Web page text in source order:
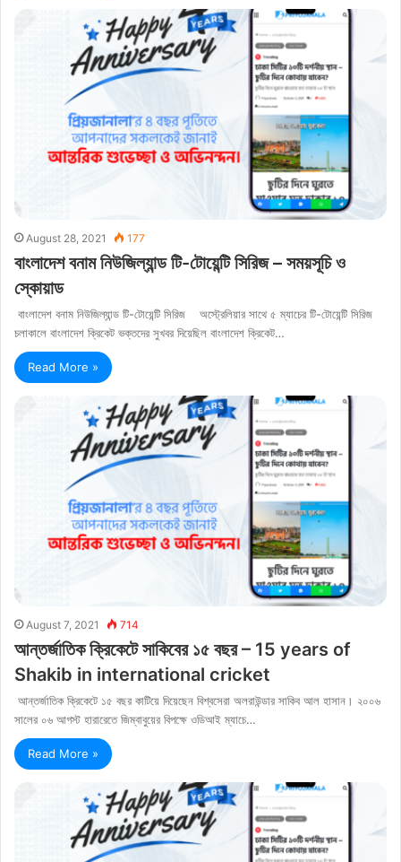
August 28, 2021 177
বাংলাদেশ বনাম নিউজিল্যান্ড টি-টোয়েন্টি সিরিজ – সময়সূচি ও
স্কোয়াড
বাংলাদেশ বনাম নিউজিল্যান্ড টি-টোয়েন্টি সিরিজ অস্ট্রেলিয়ার সাথে ৫ ম্যাচের টি-টোয়েন্টি সিরিজ
চলাকালে বাংলাদেশ ক্রিকেট ভক্তদের সুখবর দিয়েছিল বাংলাদেশ ক্রিকেট…
Read More »
August 7, 2021 714
আন্তর্জাতিক ক্রিকেটে সাকিবের ১৫ বছর – 15 years of
Shakib in international cricket
আন্তর্জাতিক ক্রিকেটে ১৫ বছর কাটিয়ে দিয়েছেন বিশ্বসেরা অলরাউন্ডার সাকিব আল হাসান। ২০০৬
সালের ০৬ আগস্ট হারারেতে জিম্বাবুয়ের বিপক্ষে ওডিআই ম্যাচে…
Read More »